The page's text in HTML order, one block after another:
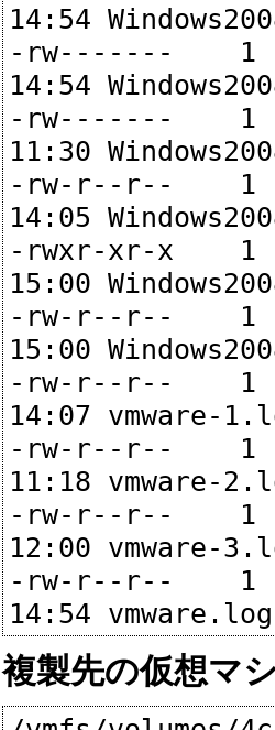
14:54
-rw-------    1
14:54
-rw-------    1
11:30
-rw-r--r--    1
14:05
-rwxr-xr-x
15:00
-rw-r--r--    1
15:00
-rw-r--r--    1
14:07 vmware-
-rw-r--r--    1
11:18 vmware-
-rw-r--r--    1
12:00 vmware-
-rw-r--r--    1
複製先の仮想マ